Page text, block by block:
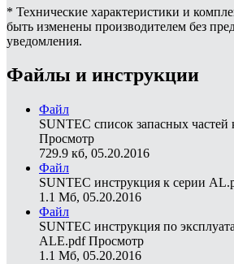
* Технические характеристики и
быть изменены производителем без
уведомления.
Файлы и инструкции
Файл
SUNTEC список запасных
Просмотр
729.9 кб, 05.20.2016
Файл
SUNTEC инструкция к серии
1.1 Мб, 05.20.2016
Файл
SUNTEC инструкция по
ALE.pdf Просмотр
1.1 Мб, 05.20.2016